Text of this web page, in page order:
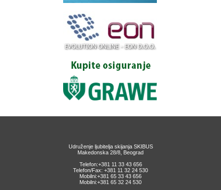
Udruženje ljubitelja skijanja SKIBUS
Makedonska 28/8, Beograd
Telefon:+381 11 33 43 656
Telefon/Fax: +381 11 32 24 530
Mobilni:+381 65 33 43 656
Mobilni:+381 65 32 24 530